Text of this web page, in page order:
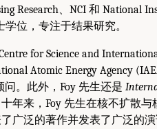
Research、NCI 和 National
位，专注于结果研究。
for Science and
Atomic Energy Agency
问。此外，Foy 先生还是
年来，Foy 先生在核不扩散与
广泛的著作并发表了广泛的演